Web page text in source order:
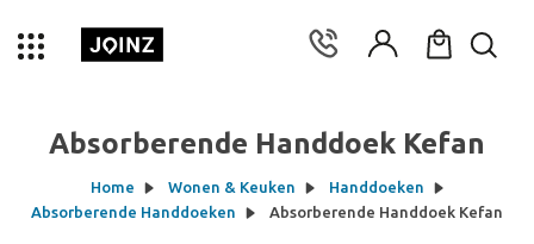
Absorberende Handdoek Kefan
Home Wonen & Keuken
Handdoeken
Absorberende Handdoeken
Absorberende Handdoek Kefan